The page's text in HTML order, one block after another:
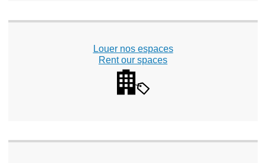
Louer nos espaces
Rent our spaces